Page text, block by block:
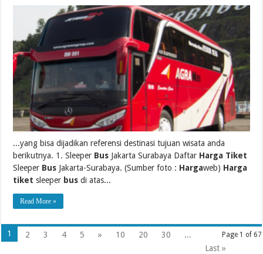
...yang bisa dijadikan referensi destinasi tujuan wisata anda
berikutnya. 1. Sleeper Bus Jakarta Surabaya Daftar Harga Tiket
Sleeper Bus Jakarta-Surabaya. (Sumber foto : Hargaweb) Harga
tiket sleeper bus di atas...
Read More »
Page 1 of 67
1 2 3 4 5 » 10 20 30
...
Last »